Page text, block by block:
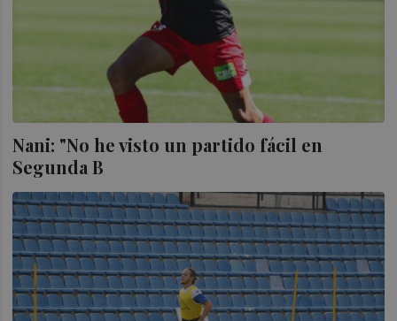
Nani: "No he visto un partido fácil en
Segunda B